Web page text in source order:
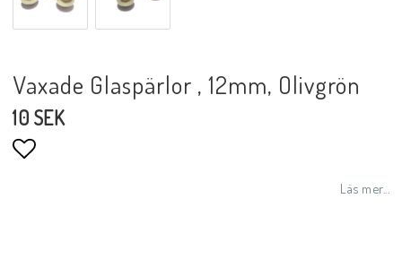
Vaxade Glaspärlor , 12mm, Olivgrön
10 SEK
Läs mer...